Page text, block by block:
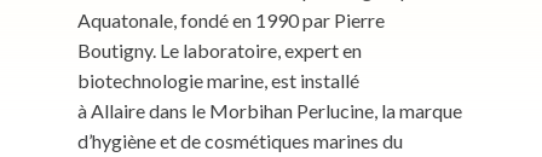
Aquatonale, fondé en 1990 par Pierre
Boutigny. Le laboratoire, expert en
biotechnologie marine, est installé
à Allaire dans le Morbihan Perlucine, la marque
d’hygiène et de cosmétiques marines du